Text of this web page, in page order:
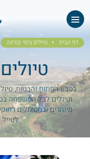
דף הבית טיולים בימי קורונה
בטבע הפתוח והבטוח,
וטיולים לכל המשפחה
מיוחדים ובמסלולים